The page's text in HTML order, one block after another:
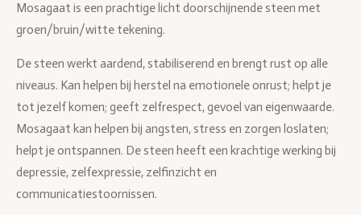
Mosagaat is een prachtige licht doorschijnende steen met
groen/bruin/witte tekening.
De steen werkt aardend, stabiliserend en brengt rust op alle
niveaus. Kan helpen bij herstel na emotionele onrust; helpt je
tot jezelf komen; geeft zelfrespect, gevoel van eigenwaarde.
Mosagaat kan helpen bij angsten, stress en zorgen loslaten;
helpt je ontspannen. De steen heeft een krachtige werking bij
depressie, zelfexpressie, zelfinzicht en
communicatiestoornissen.